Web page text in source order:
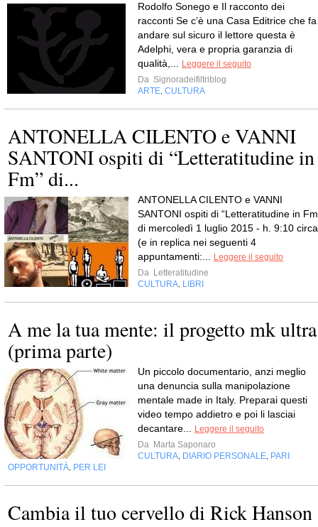
Rodolfo Sonego e Il racconto dei
racconti Se c’è una Casa Editrice che fa
andare sul sicuro il lettore questa è
Adelphi, vera e propria garanzia di
qualità,...
Leggere il seguito
Da Signoradeifiltriblog
ARTE CULTURA
ANTONELLA CILENTO e VANNI
SANTONI ospiti di “Letteratitudine in
Fm” di...
ANTONELLA CILENTO e VANNI
SANTONI ospiti di “Letteratitudine in
di mercoledì 1 luglio 2015 - h. 9:10 circa
(e in replica nei seguenti 4
appuntamenti:...
Leggere il seguito
Da Letteratitudine
CULTURA LIBRI
A me la tua mente: il progetto mk ultra
(prima parte)
Un piccolo documentario, anzi meglio
una denuncia sulla manipolazione
mentale made in Italy. Preparai questi
video tempo addietro e poi li lasciai
decantare...
Leggere il seguito
Da Marta Saponaro
CULTURA DIARIO PERSONALE PARI
OPPORTUNITÀ PER LEI
Cambia il tuo cervello di Rick Hanson